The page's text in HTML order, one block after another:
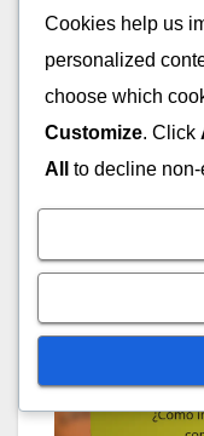
4-2-1.
Además, los dos
capitalizar
Cookies help us
personalized
choose which
Customize. Click
All
to decline